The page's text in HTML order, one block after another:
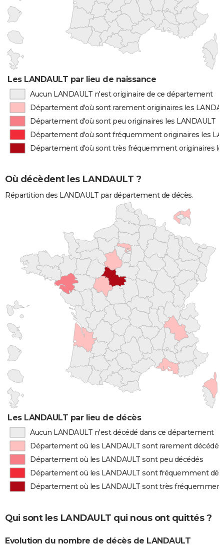
Les LANDAULT par lieu de naissance
Aucun LANDAULT n'est originaire de ce département
Département d'où sont rarement originaires les
Département d'où sont peu originaires les LANDAULT
Département d'où sont fréquemment originaires les
Département d'où sont très fréquemment originaires
Où décèdent les LANDAULT ?
Répartition des LANDAULT par département de décès.
Les LANDAULT par lieu de décès
Aucun LANDAULT n'est décédé dans ce département
Département où les LANDAULT sont rarement décédés
Département où les LANDAULT sont peu décédés
Département où les LANDAULT sont fréquemment
Département où les LANDAULT sont très
Qui sont les LANDAULT qui nous ont quittés ?
Evolution du nombre de décès de LANDAULT